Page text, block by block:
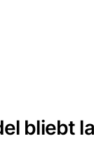
bliebt